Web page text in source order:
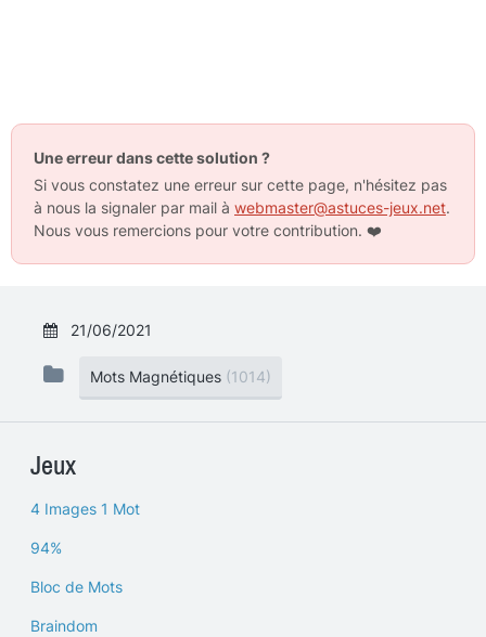
Une erreur dans cette solution ?
Si vous constatez une erreur sur cette page, n'hésitez pas
à nous la signaler par mail à webmaster@astuces-jeux.net.
Nous vous remercions pour votre contribution. ❤️
21/06/2021
Mots Magnétiques (1014)
Jeux
4 Images 1 Mot
94%
Bloc de Mots
Braindom